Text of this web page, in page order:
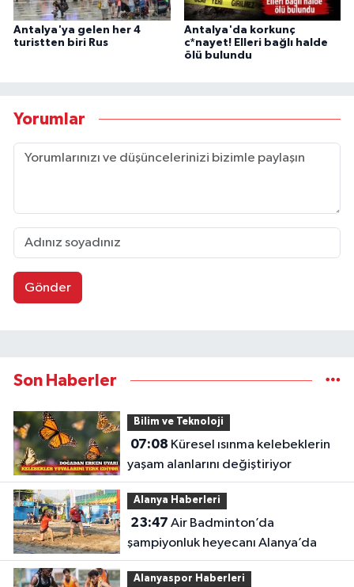
Antalya'ya gelen her 4
turistten biri Rus
Antalya'da korkunç
c*nayet! Elleri bağlı halde
ölü bulundu
Yorumlar
Gönder
Son Haberler
Bilim ve Teknoloji
07:08
yaşam alanlarını değiştiriyor
Alanya Haberleri
23:47
şampiyonluk heyecanı Alanya’da
Alanyaspor Haberleri